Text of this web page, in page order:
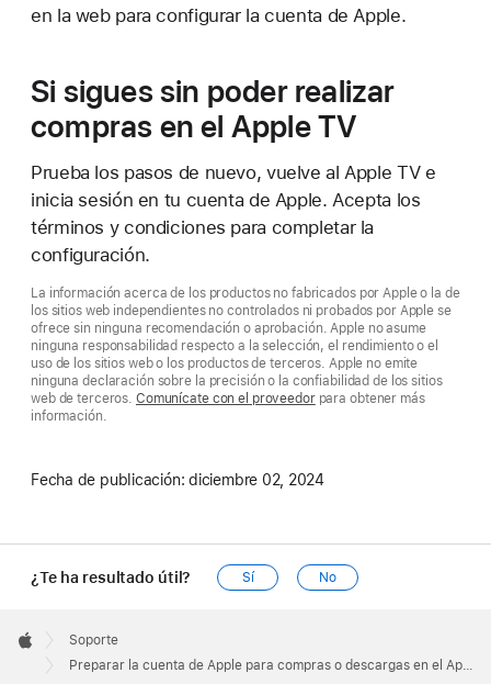
en la web para configurar la cuenta de Apple.
Si sigues sin poder realizar
compras en el Apple TV
Prueba los pasos de nuevo, vuelve al Apple TV e
inicia sesión en tu cuenta de Apple. Acepta los
términos y condiciones para completar la
configuración.
La información acerca de los productos no fabricados por Apple o la de
los sitios web independientes no controlados ni probados por Apple se
ofrece sin ninguna recomendación o aprobación. Apple no asume
ninguna responsabilidad respecto a la selección, el rendimiento o el
uso de los sitios web o los productos de terceros. Apple no emite
ninguna declaración sobre la precisión o la confiabilidad de los sitios
web de terceros. Comunícate con el proveedorpara obtener más
información.
Fecha de publicación: diciembre 02, 2024
¿Te ha resultado útil? Sí No
Footer

Apple
Soporte
Preparar la cuenta de Apple para compras o descargas en el Apple TV